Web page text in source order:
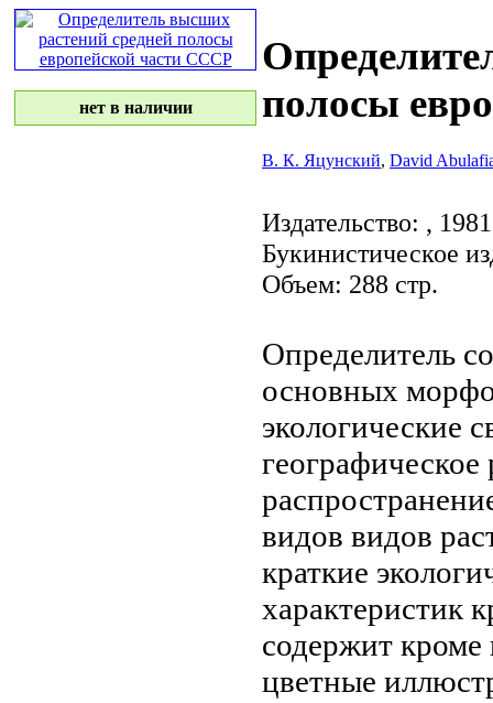
нет в наличии
полосы
В. К. Яцунский, David
Издательство: ,
Букинистическое
Объем: 288 стр.
Определитель
основных
экологические
видов видов
краткие
характеристик
содержит кроме
цветные